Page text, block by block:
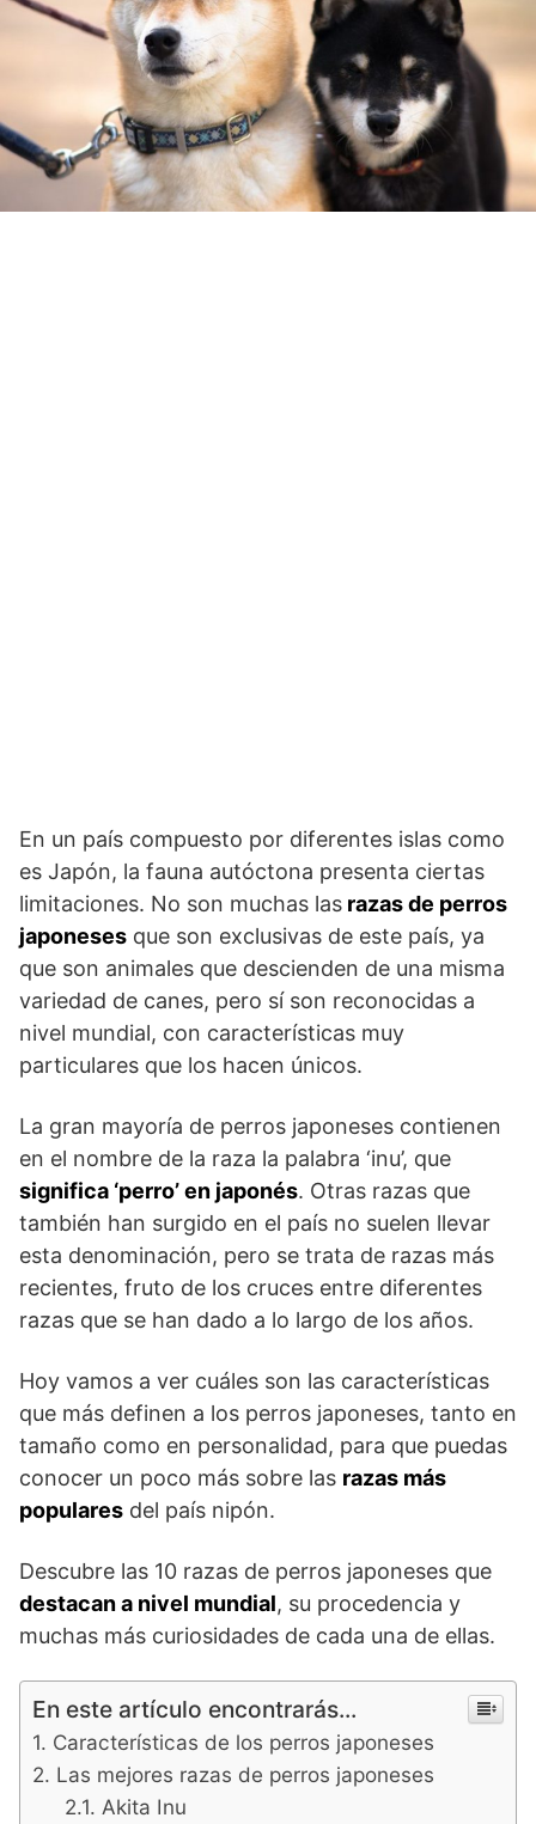
En un país compuesto por diferentes islas como
es Japón, la fauna autóctona presenta ciertas
limitaciones. No son muchas las razas de perros
japoneses que son exclusivas de este país, ya
que son animales que descienden de una misma
variedad de canes, pero sí son reconocidas a
nivel mundial, con características muy
particulares que los hacen únicos.
La gran mayoría de perros japoneses contienen
en el nombre de la raza la palabra ‘inu’, que
significa ‘perro’ en japonés. Otras razas que
también han surgido en el país no suelen llevar
esta denominación, pero se trata de razas más
recientes, fruto de los cruces entre diferentes
razas que se han dado a lo largo de los años.
Hoy vamos a ver cuáles son las características
que más definen a los perros japoneses, tanto en
tamaño como en personalidad, para que puedas
conocer un poco más sobre las razas más
populares del país nipón.
Descubre las 10 razas de perros japoneses que
destacan a nivel mundial, su procedencia y
muchas más curiosidades de cada una de ellas.
En este artículo encontrarás...
Características de los perros japoneses
Las mejores razas de perros japoneses
Akita Inu